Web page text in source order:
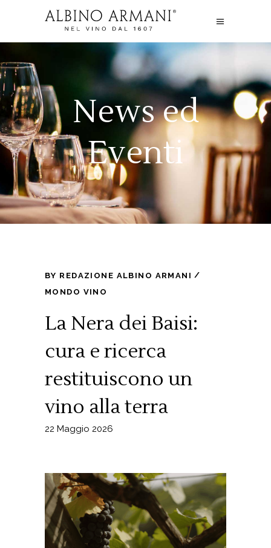
News ed
Eventi
BY REDAZIONE ALBINO ARMANI
MONDO VINO
La Nera dei Baisi:
cura e ricerca
restituiscono un
vino alla terra
22 Maggio 2026